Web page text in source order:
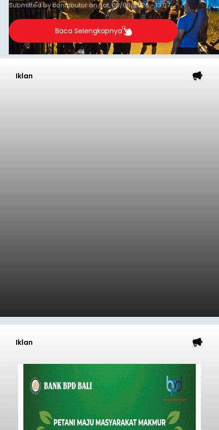
Submitted bycontributoronSat, 08/08/2026 - 13:07
Baca Selengkapnya
Iklan
Iklan